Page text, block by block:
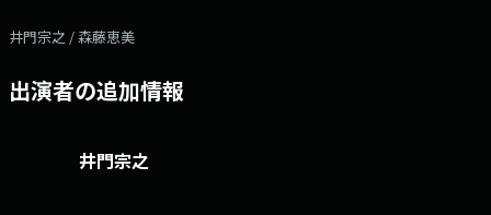
井門宗之 / 森藤恵美
出演者の追加情報
井門宗之